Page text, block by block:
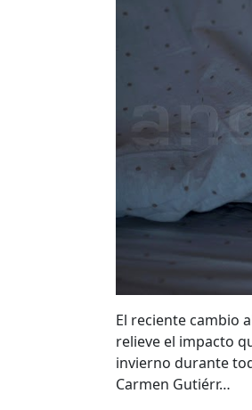
El reciente cambio
relieve el impacto
invierno durante
Carmen Gutiérr…